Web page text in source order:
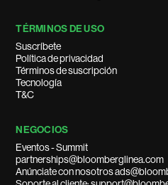
TÉRMINOS DE USO
Suscríbete
Política de privacidad
Términos de suscripción
Tecnología
T&C
NEGOCIOS
Eventos - Summit
partnerships@bloomberglinea.com
Anúnciate con nosotros